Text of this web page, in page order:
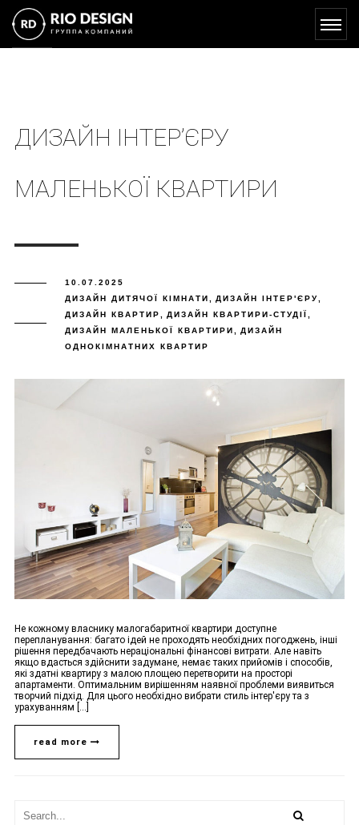
ДИЗАЙН ІНТЕР’ЄРУ
МАЛЕНЬКОЇ КВАРТИРИ
10.07.2025
ДИЗАЙН ДИТЯЧОЇ КІМНАТИ
ДИЗАЙН ІНТЕР'ЄРУ
ДИЗАЙН КВАРТИР
ДИЗАЙН КВАРТИРИ-СТУДІЇ
ДИЗАЙН МАЛЕНЬКОЇ КВАРТИРИ
ДИЗАЙН
ОДНОКІМНАТНИХ КВАРТИР
Не кожному власнику малогабаритної квартири доступне
перепланування: багато ідей не проходять необхідних погоджень, інші
рішення передбачають нераціональні фінансові витрати. Але навіть
якщо вдасться здійснити задумане, немає таких прийомів і способів,
які здатні квартиру з малою площею перетворити на просторі
апартаменти. Оптимальним вирішенням наявної проблеми виявиться
творчий підхід. Для цього необхідно вибрати стиль інтер'єру та з
урахуванням [...]
read more